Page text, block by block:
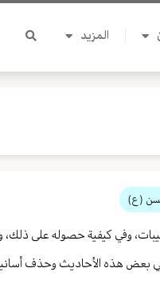
المزيد
(ع)
وفي كيفية حصوله على
بعض هذه الأحاديث وحذف